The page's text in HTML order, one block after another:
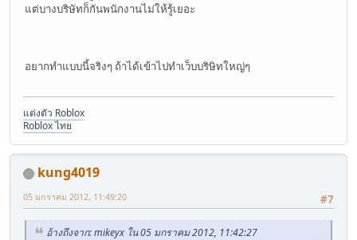
แต่บางบริษัทก็กันพนักงานไม่ให้รู้เยอะ
อยากทำแบบนี้จริงๆ ถ้าได้เข้าไปทำเว็บบริษิทใหญ่ๆ
แต่งตัว Roblox
Roblox ไทย
kung4019
#7
05 มกราคม 2012, 11:49:20
อ้างถึงจาก: mikeyx ใน 05 มกราคม 2012, 11:42:27